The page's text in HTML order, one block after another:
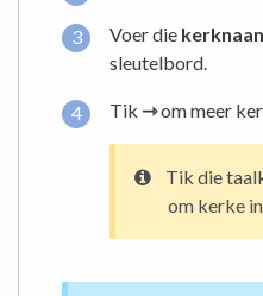
Voer die
sleutelbord.
Tik ⇾om meer
Tik die
om kerke